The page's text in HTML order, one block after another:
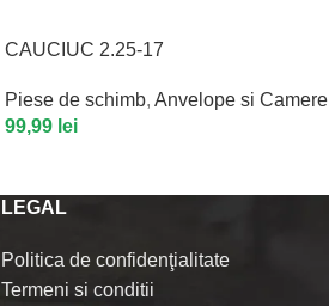
CAUCIUC 2.25-17
Piese de schimb, Anvelope si Camere
99,99 lei
LEGAL
Politica de confidenţialitate
Termeni si conditii